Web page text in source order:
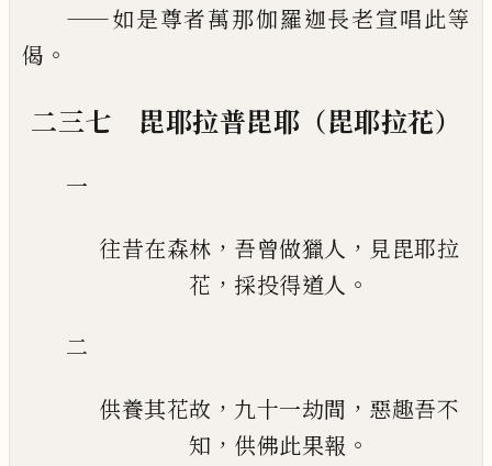
——如是尊者萬那伽羅迦長老宣唱此等
偈 。
二三七 毘耶拉普毘耶（毘耶拉花）
一
往昔在森林 ， 吾曾做獵人 ， 見毘耶拉
花 ， 採投得道人 。
二
供養其花故 ， 九十一劫間 ， 惡趣吾不
知 ， 供佛此果報 。